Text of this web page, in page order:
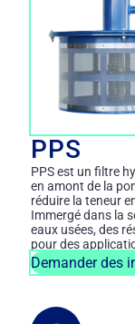
PPS
PPS est un filtre
en amont de la
réduire la teneur
Immergé dans la
eaux usées, des
pour des
Demander des